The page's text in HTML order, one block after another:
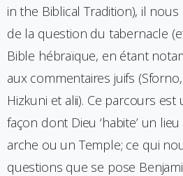
in the Biblical Tradition), il
de la question du tabernacle
Bible hébraïque, en étant
aux commentaires juifs
Hizkuni et alii). Ce parcours
façon dont Dieu ‘habite’ un
arche ou un Temple; ce qui
questions que se pose